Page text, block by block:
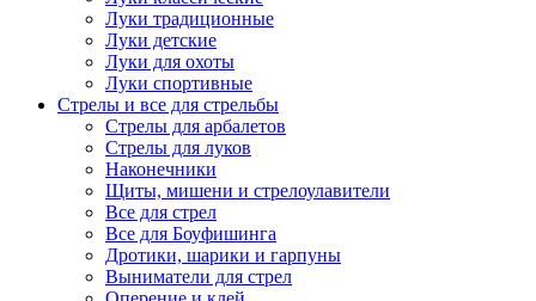
Луки традиционные
Луки детские
Луки для охоты
Луки спортивные
Стрелы и все для стрельбы
Стрелы для арбалетов
Стрелы для луков
Наконечники
Щиты, мишени и стрелоулавители
Все для стрел
Все для Боуфишинга
Дротики, шарики и гарпуны
Выниматели для стрел